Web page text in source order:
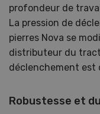
profondeur de
La pression de
pierres Nova se
distributeur du
déclenchement est
Robustesse et